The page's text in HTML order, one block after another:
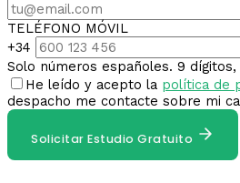
TELÉFONO MÓVIL
+34
Solo números españoles. 9
He leído y acepto la política de
despacho me contacte sobre mi
Solicitar Estudio Gratuito